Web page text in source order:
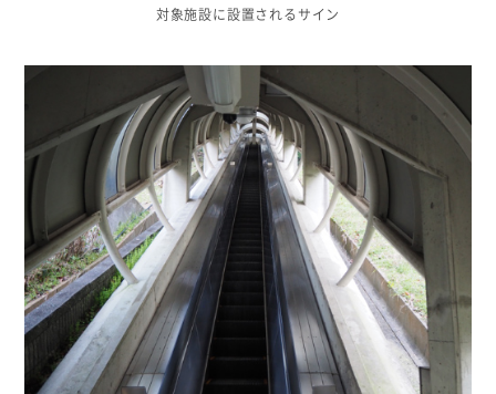
対象施設に設置されるサイン